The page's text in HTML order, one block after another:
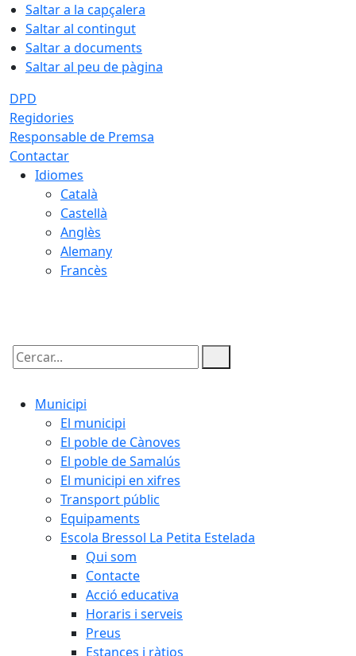
Saltar a la capçalera
Saltar al contingut
Saltar a documents
Saltar al peu de pàgina
DPD
Regidories
Responsable de Premsa
Contactar
Idiomes
Català
Castellà
Anglès
Alemany
Francès
Cercar:
Municipi
El municipi
El poble de Cànoves
El poble de Samalús
El municipi en xifres
Transport públic
Equipaments
Escola Bressol La Petita Estelada
Qui som
Contacte
Acció educativa
Horaris i serveis
Preus
Estances i ràtios